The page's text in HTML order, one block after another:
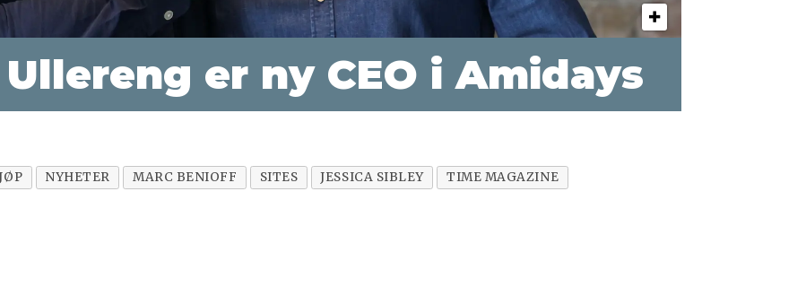
er ny CEO i Amidays
NYHETER MARC BENIOFF SITES JESSICA SIBLEY
TIME MAGAZINE